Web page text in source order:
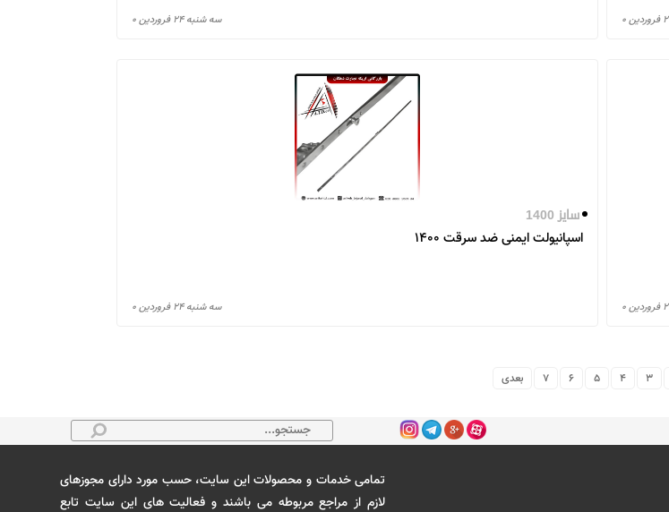
سه شنبه ۲۴ فروردین ۰
سایز 1400
اسپانیولت ایمنی ضد سرقت 1400
سه شنبه ۲۴ فروردین ۰
3
4
5
6
7 بعدی
تمامی خدمات و محصولات این سایت، حسب مورد دارای مجوزهای
لازم از مراجع مربوطه می باشند و فعالیت های این سایت تابع